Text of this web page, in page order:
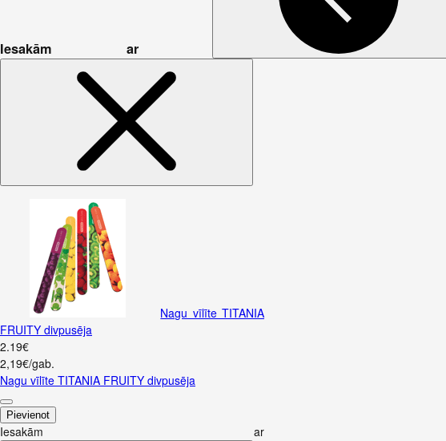
Iesakām ar
Nagu vīlīte TITANIA
FRUITY divpusēja
2.19€
2,19€/gab.
Nagu vīlīte TITANIA FRUITY divpusēja
Pievienot
Iesakām ar